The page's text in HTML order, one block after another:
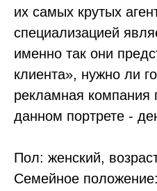
их самых крутых
специализацией
именно так они
клиента», нужно ли
рекламная компания
данном портрете -
Пол: женский,
Семейное